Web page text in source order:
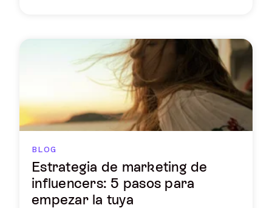
BLOG
Estrategia de marketing de
influencers: 5 pasos para
empezar la tuya